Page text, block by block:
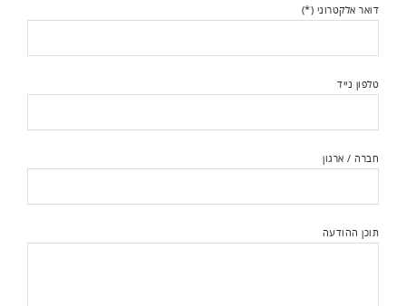
דואר אלקטרוני (*)
טלפון נייד
חברה / ארגון
תוכן ההודעה